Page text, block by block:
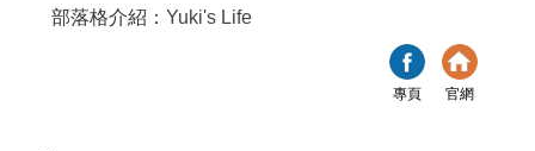
部落格介紹： Yuki's Life
專頁 官網